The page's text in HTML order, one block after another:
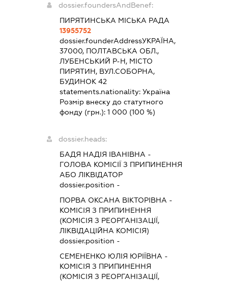
dossier.foundersAndBenef:
ПИРЯТИНСЬКА МІСЬКА РАДА
13955752
dossier.founderAddressУКРАЇНА,
37000, ПОЛТАВСЬКА ОБЛ.,
ЛУБЕНСЬКИЙ Р-Н, МІСТО
ПИРЯТИН, ВУЛ.СОБОРНА,
БУДИНОК 42
statements.nationality: Україна
Розмір внеску до статутного
фонду (грн.): 1 000 (100 %)
dossier.heads:
БАДЯ НАДІЯ ІВАНІВНА -
ГОЛОВА КОМІСІЇ З ПРИПИНЕННЯ
АБО ЛІКВІДАТОР
dossier.position -
ПОРВА ОКСАНА ВІКТОРІВНА -
КОМІСІЯ З ПРИПИНЕННЯ
(КОМІСІЯ З РЕОРГАНІЗАЦІЇ,
ЛІКВІДАЦІЙНА КОМІСІЯ)
dossier.position -
СЕМЕНЕНКО ЮЛІЯ ЮРІЇВНА -
КОМІСІЯ З ПРИПИНЕННЯ
(КОМІСІЯ З РЕОРГАНІЗАЦІЇ,